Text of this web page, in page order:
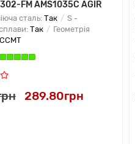
FM AMS1035C AGIR
сталь: Так
S -
Так
Геометрія
CCMT
289.80грн